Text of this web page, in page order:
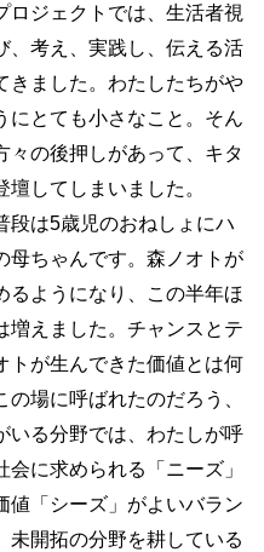
ロジェクトでは、生活者視
、考え、実践し、伝える活
きました。わたしたちがや
にとても小さなこと。そん
々の後押しがあって、キタ
してしまいました。
は5歳児のおねしょにハ
母ちゃんです。森ノオトが
るようになり、この半年ほ
増えました。チャンスとテ
トが生んできた価値とは何
場に呼ばれたのだろう、
いる分野では、わたしが呼
に求められる「ニーズ」
値「シーズ」がよいバラン
未開拓の分野を耕している